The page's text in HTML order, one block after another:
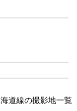
道線の撮影地一覧